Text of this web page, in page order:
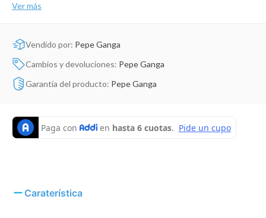
Ver más
Vendido por: Pepe Ganga
Cambios y devoluciones: Pepe Ganga
Garantía del producto: Pepe Ganga
Caraterística